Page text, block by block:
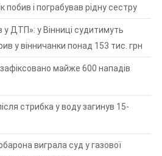
побив і пограбував рідну сестру
ДТП»: у Вінниці судитимуть
у вінничанки понад 153 тис. грн
зафіксовано майже 600 нападів
стрибка у воду загинув 15-
виграла суд у газової